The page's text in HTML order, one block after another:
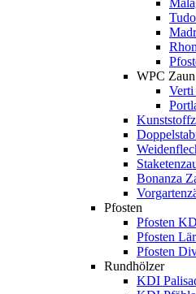
WPC Zaun
Verti
Bonanza
Pfosten
Pfosten
Pfosten
Pfosten
Rundhölzer
KDI